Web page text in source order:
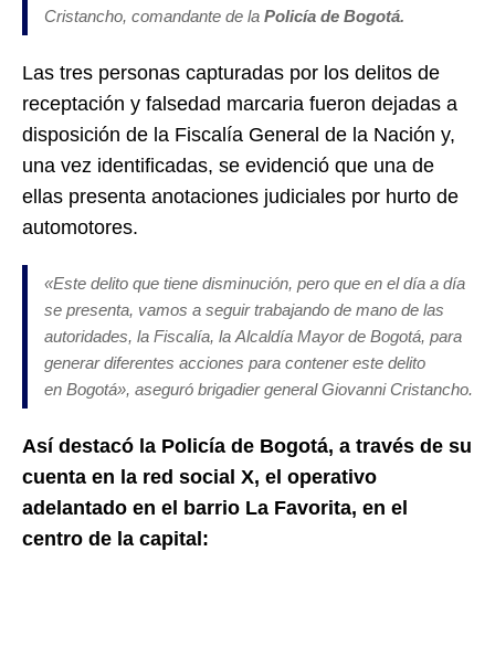
Cristancho, comandante de la Policía de Bogotá.
Las tres personas capturadas por los delitos de
receptación y falsedad marcaria fueron dejadas a
disposición de la Fiscalía General de la Nación y,
una vez identificadas, se evidenció que una de
ellas presenta anotaciones judiciales por hurto de
automotores.
«Este delito que tiene disminución, pero que en el día a día
se presenta, vamos a seguir trabajando de mano de las
autoridades, la Fiscalía, la Alcaldía Mayor de Bogotá, para
generar diferentes acciones para contener este delito
en Bogotá», aseguró brigadier general Giovanni Cristancho.
Así destacó la Policía de Bogotá, a través de su
cuenta en la red social X, el operativo
adelantado en el barrio La Favorita, en el
centro de la capital: